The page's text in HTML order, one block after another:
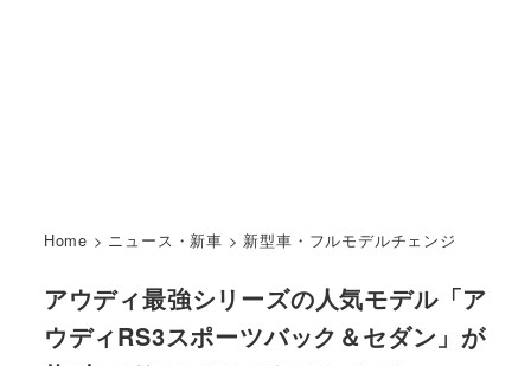
Home > ニュース・新車 > 新型車・フルモデルチェンジ
アウディ最強シリーズの人気モデル「ア
ウディRS3スポーツバック＆セダン」が